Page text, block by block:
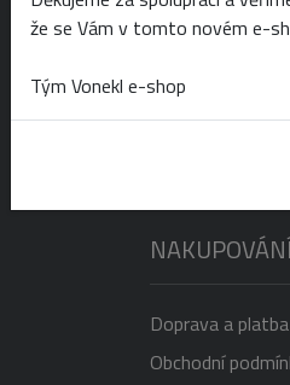
OTEVÍRACÍ
Po-Pá 6:00 -
So 6:00 - 14:00
Doprava a platba
Obchodní
že se Vám v tomto novém e-
Tým Vonekl e-shop